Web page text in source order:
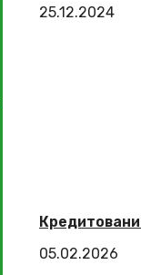
25.12.2024
05.02.2026